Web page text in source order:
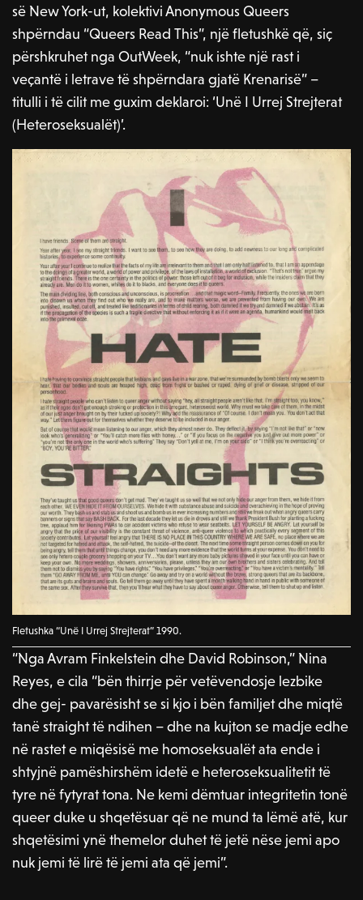
së New York-ut, kolektivi Anonymous Queers
shpërndau “Queers Read This”, një fletushkë që, siç
përshkruhet nga OutWeek, “nuk ishte një rast i
veçantë i letrave të shpërndara gjatë Krenarisë” –
titulli i të cilit me guxim deklaroi: ‘Unë I Urrej Strejterat
(Heteroseksualët)’.
Fletushka “Unë I Urrej Strejterat” 1990.
“Nga Avram Finkelstein dhe David Robinson,” Nina
Reyes, e cila “bën thirrje për vetëvendosje lezbike
dhe gej- pavarësisht se si kjo i bën familjet dhe miqtë
tanë straight të ndihen – dhe na kujton se madje edhe
në rastet e miqësisë me homoseksualët ata ende i
shtyjnë pamëshirshëm idetë e heteroseksualitetit të
tyre në fytyrat tona. Ne kemi dëmtuar integritetin tonë
queer duke u shqetësuar që ne mund ta lëmë atë, kur
shqetësimi ynë themelor duhet të jetë nëse jemi apo
nuk jemi të lirë të jemi ata që jemi”.